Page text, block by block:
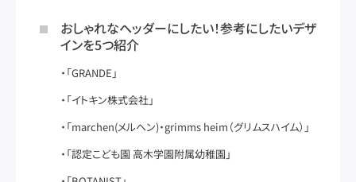
おしゃれなヘッダーにしたい！参考にしたいデザ
インを5つ紹介
「GRANDE」
「イトキン株式会社」
「marchen(メルヘン)・grimms heim（グリムスハイム）」
「認定こども園 高木学園附属幼稚園」